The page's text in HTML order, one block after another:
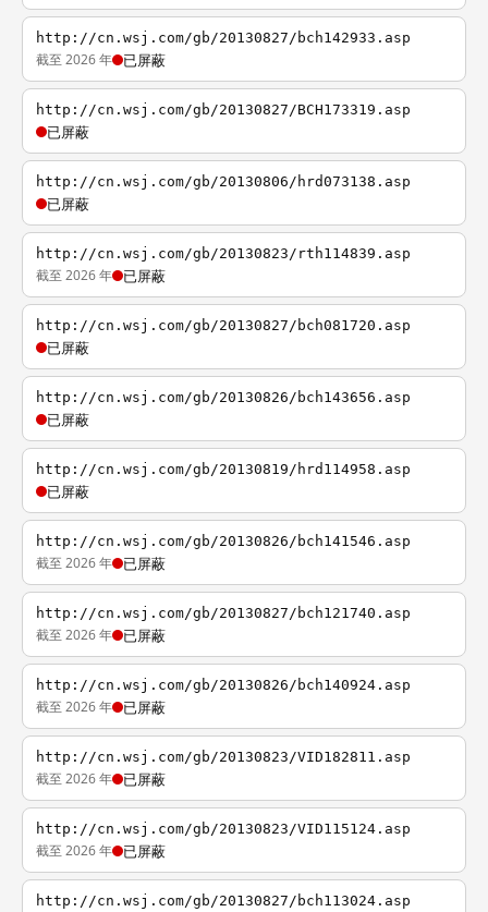
http://cn.wsj.com/gb/20130827/bch142933.asp
截至 2026 年 已屏蔽
http://cn.wsj.com/gb/20130827/BCH173319.asp
已屏蔽
http://cn.wsj.com/gb/20130806/hrd073138.asp
已屏蔽
http://cn.wsj.com/gb/20130823/rth114839.asp
截至 2026 年 已屏蔽
http://cn.wsj.com/gb/20130827/bch081720.asp
已屏蔽
http://cn.wsj.com/gb/20130826/bch143656.asp
已屏蔽
http://cn.wsj.com/gb/20130819/hrd114958.asp
已屏蔽
http://cn.wsj.com/gb/20130826/bch141546.asp
截至 2026 年 已屏蔽
http://cn.wsj.com/gb/20130827/bch121740.asp
截至 2026 年 已屏蔽
http://cn.wsj.com/gb/20130826/bch140924.asp
截至 2026 年 已屏蔽
http://cn.wsj.com/gb/20130823/VID182811.asp
截至 2026 年 已屏蔽
http://cn.wsj.com/gb/20130823/VID115124.asp
截至 2026 年 已屏蔽
http://cn.wsj.com/gb/20130827/bch113024.asp